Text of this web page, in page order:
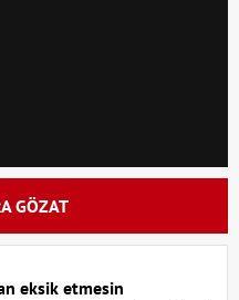
GÖZAT
eksik etmesin